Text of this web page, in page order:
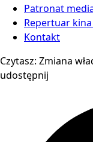
Patronat
Repertuar
Kontakt
Czytasz: Zmiana
udostępnij